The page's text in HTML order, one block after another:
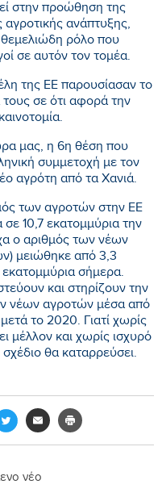
στην προώθηση της
ανάπτυξης,
ρόλο που
σε αυτόν τον τομέα.
της ΕΕ παρουσίασαν το
τους σε ότι αφορά την
μας, η 6η θέση που
συμμετοχή με τον
αγρότη από τα Χανιά.
των αγροτών στην ΕΕ
10,7 εκατομμύρια την
ο αριθμός των νέων
μειώθηκε από 3,3
σήμερα.
και στηρίζουν την
νέων αγροτών μέσα από
το 2020. Γιατί χωρίς
μέλλον και χωρίς ισχυρό
θα καταρρεύσει.
νέο